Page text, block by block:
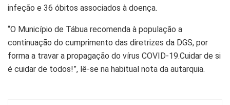
infeção e 36 óbitos associados à doença.
“O Município de Tábua recomenda à população a
continuação do cumprimento das diretrizes da DGS, por
forma a travar a propagação do vírus COVID-19.Cuidar de si
é cuidar de todos!”, lê-se na habitual nota da autarquia.